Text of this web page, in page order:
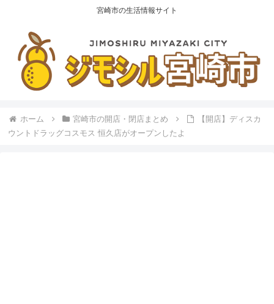
宮崎市の生活情報サイト
ホーム 宮崎市の開店・閉店まとめ
【開店】ディスカ
ウントドラッグコスモス 恒久店がオープンしたよ